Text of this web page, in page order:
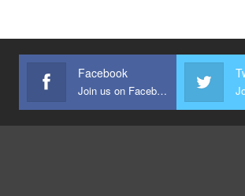
Facebook
Join us on Facebook